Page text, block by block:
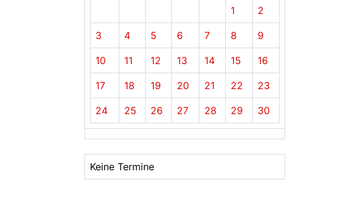
1 2
3 4 5 6 7 8 9
10 11 12 13 14 15 16
17 18 19 20 21 22 23
24 25 26 27 28 29 30
Keine Termine